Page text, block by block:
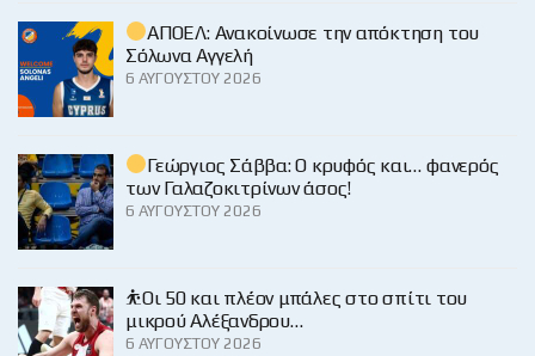
ΑΠΟΕΛ: Ανακοίνωσε την απόκτηση του
Σόλωνα Αγγελή
6 ΑΥΓΟΎΣΤΟΥ 2026
Γεώργιος Σάββα: Ο κρυφός και… φανερός
των Γαλαζοκιτρίνων άσος!
6 ΑΥΓΟΎΣΤΟΥ 2026
⛹️Οι 50 και πλέον μπάλες στο σπίτι του
μικρού Αλέξανδρου…
6 ΑΥΓΟΎΣΤΟΥ 2026